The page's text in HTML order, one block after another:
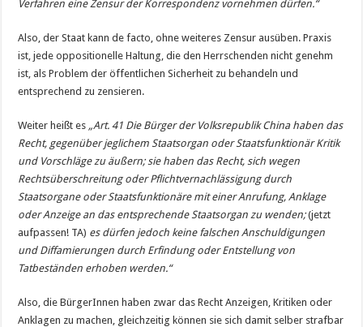
Verfahren eine Zensur der Korrespondenz vornehmen dürfen.“
Also, der Staat kann de facto, ohne weiteres Zensur ausüben. Praxis
ist, jede oppositionelle Haltung, die den Herrschenden nicht genehm
ist, als Problem der öffentlichen Sicherheit zu behandeln und
entsprechend zu zensieren.
Weiter heißt es „Art. 41 Die Bürger der Volksrepublik China haben das
Recht, gegenüber jeglichem Staatsorgan oder Staatsfunktionär Kritik
und Vorschläge zu äußern; sie haben das Recht, sich wegen
Rechtsüberschreitung oder Pflichtvernachlässigung durch
Staatsorgane oder Staatsfunktionäre mit einer Anrufung, Anklage
oder Anzeige an das entsprechende Staatsorgan zu wenden;(jetzt
aufpassen! TA) es dürfen jedoch keine falschen Anschuldigungen
und Diffamierungen durch Erfindung oder Entstellung von
Tatbeständen erhoben werden.“
Also, die BürgerInnen haben zwar das Recht Anzeigen, Kritiken oder
Anklagen zu machen, gleichzeitig können sie sich damit selber strafbar